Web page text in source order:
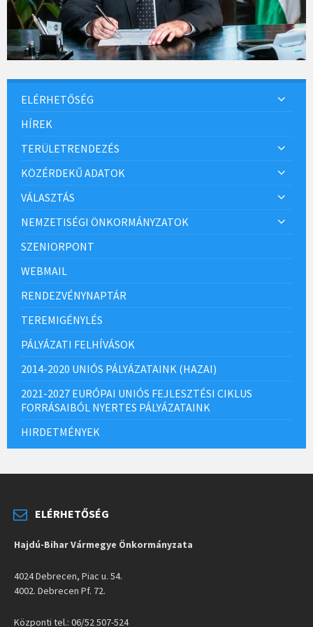
ELÉRHETŐSÉG
HÍREK
TERÜLETRENDEZÉS
KÖZÉRDEKŰ ADATOK
VÁLASZTÁS
NEMZETISÉGI ÖNKORMÁNYZATOK
SZENIORPONT
WEBMAIL
RENDEZVÉNYNAPTÁR
TEREMIGÉNYLÉS
PÁLYÁZATI FELHÍVÁSOK
2014-2020 UNIÓS PÁLYÁZATAINK (HAZAI)
2021-2027 EURÓPAI UNIÓS FEJLESZTÉSI CIKLUS
FORRÁSAIBÓL NYERTES PÁLYÁZATAINK
HIRDETMÉNYEK
ELÉRHETŐSÉG
Hajdú-Bihar Vármegye Önkormányzata
4024 Debrecen, Piac u. 54.
4002. Debrecen Pf. 72.
Központi tel.: 06/52 507-524